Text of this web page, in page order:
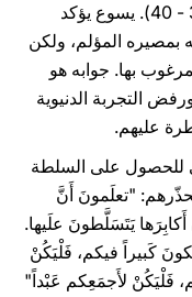
أَمنَحَه، وإِنَّما هُوَ لِلَّذينَ أُعِدَّ لهم" (آيات 39 - 40). يسوع يؤكد
بمصيره المؤلم، ولكن
بها. جوابه هو
التجربة الدنيوية
عليهم.
للحصول على السلطة
"تعلَمونَ أَنَّ
يَتَسَلَّطونَ علَيها.
كَبيراً فيكم، فَلْيَكُنْ
فَلْيَكُنْ لأَجمَعِكم عَبْداً"